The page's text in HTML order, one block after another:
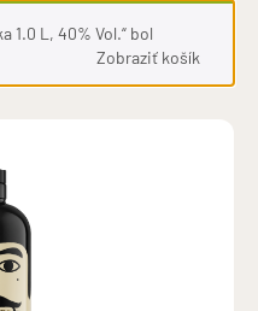
1.0 L, 40% Vol.“ bol
Zobraziť košík